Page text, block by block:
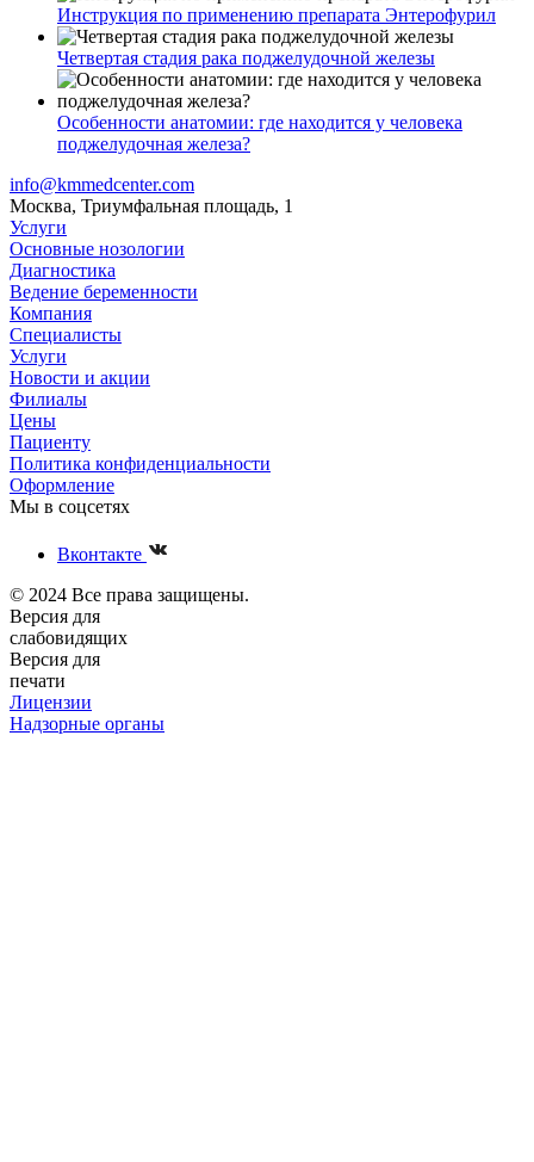
Инструкция по применению препарата Энтерофурил
Четвертая стадия рака поджелудочной железы
Особенности анатомии: где находится у человека
поджелудочная железа?
info@kmmedcenter.com
Москва, Триумфальная площадь, 1
Услуги
Основные нозологии
Диагностика
Ведение беременности
Компания
Специалисты
Услуги
Новости и акции
Филиалы
Цены
Пациенту
Политика конфиденциальности
Оформление
Мы в соцсетях
Вконтакте
© 2024 Все права защищены.
Версия для
слабовидящих
Версия для
печати
Лицензии
Надзорные органы